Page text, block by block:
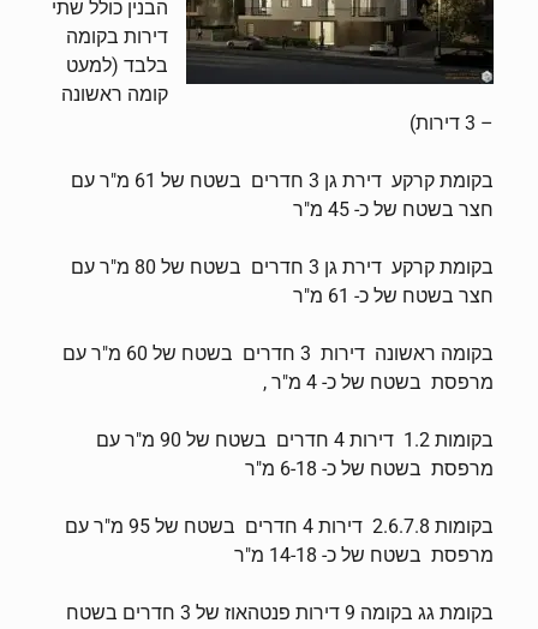
הבנין כולל שתי
דירות בקומה
בלבד (למעט
קומה ראשונה
– 3 דירות)
בקומת קרקע דירת גן 3 חדרים בשטח של 61 מ"ר עם
חצר בשטח של כ- 45 מ"ר
בקומת קרקע דירת גן 3 חדרים בשטח של 80 מ"ר עם
חצר בשטח של כ- 61 מ"ר
בקומה ראשונה דירות 3 חדרים בשטח של 60 מ"ר עם
מרפסת בשטח של כ- 4 מ"ר ,
בקומות 1.2 דירות 4 חדרים בשטח של 90 מ"ר עם
מרפסת בשטח של כ- 6-18 מ"ר
בקומות 2.6.7.8 דירות 4 חדרים בשטח של 95 מ"ר עם
מרפסת בשטח של כ- 14-18 מ"ר
בקומת גג בקומה 9 דירות פנטהאוז של 3 חדרים בשטח